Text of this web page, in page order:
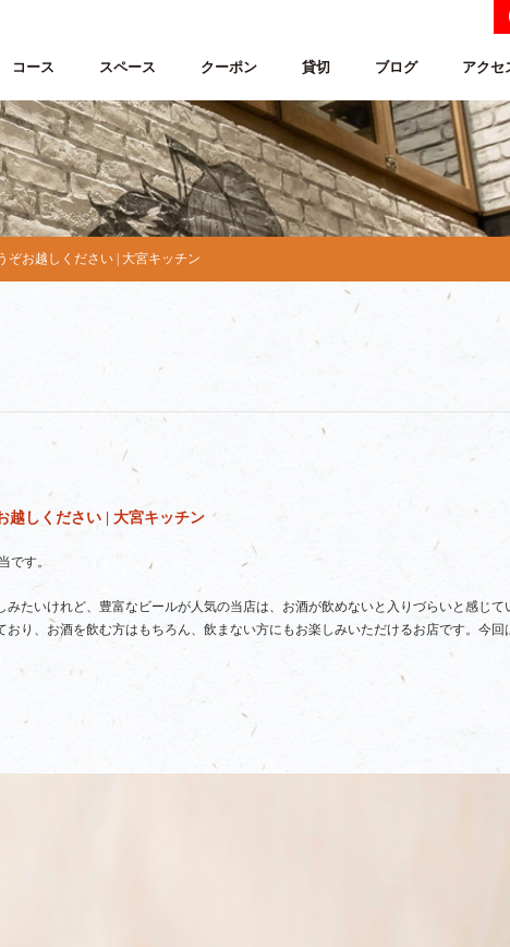
コース スペース クーポン 貸切 ブログ アクセ
ぞお越しください | 大宮キッチン
越しください | 大宮キッチン
です。
みたいけれど、豊富なビールが人気の当店は、お酒が飲めないと入りづらいと感じ
おり、お酒を飲む方はもちろん、飲まない方にもお楽しみいただけるお店です。今